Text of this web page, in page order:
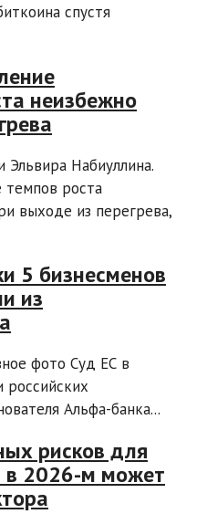
спустя
неизбежно
Набиуллина.
роста
выходе из перегрева,
5 бизнесменов
из
фото Суд ЕС в
российских
Альфа-банка...
рисков для
в 2026-м может